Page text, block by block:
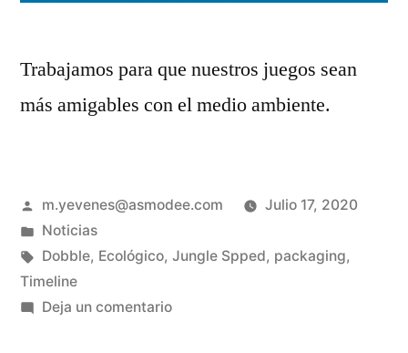
Trabajamos para que nuestros juegos sean
más amigables con el medio ambiente.
m.yevenes@asmodee.com
Julio 17, 2020
Noticias
Dobble, Ecológico, Jungle Spped, packaging,
Timeline
Deja un comentario